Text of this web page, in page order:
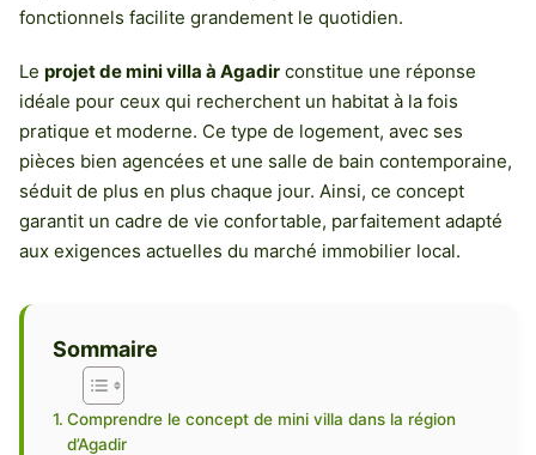
fonctionnels facilite grandement le quotidien.
Le projet de mini villa à Agadir constitue une réponse
idéale pour ceux qui recherchent un habitat à la fois
pratique et moderne. Ce type de logement, avec ses
pièces bien agencées et une salle de bain contemporaine,
séduit de plus en plus chaque jour. Ainsi, ce concept
garantit un cadre de vie confortable, parfaitement adapté
aux exigences actuelles du marché immobilier local.
Sommaire
Comprendre le concept de mini villa dans la région
d’Agadir